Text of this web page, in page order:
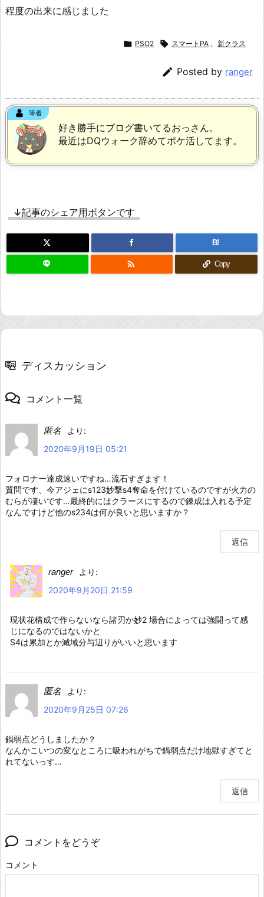
程度の出来に感じました
 PSO2  スマートPA , 新クラス
 Posted by ranger
筆者
好き勝手にブログ書いてるおっさん。
最近はDQウォーク辞めてポケ活してます。
↓記事のシェア用ボタンです
B!
 Copy
ディスカッション
コメント一覧
匿名
より:
2020年9月19日 05:21
フォロナー達成速いですね…流石すぎます！
質問です、今アジェにs123妙撃s4奪命を付けているのですが火力の
むらが凄いです…最終的にはクラースにするので錬成は入れる予定
なんですけど他のs234は何が良いと思いますか？
返信
ranger
より:
2020年9月20日 21:59
現状花構成で作らないなら諸刃か妙2 場合によっては強闘って感
じになるのではないかと
S4は累加とか滅域分与辺りがいいと思います
匿名
より:
2020年9月25日 07:26
鍋弱点どうしましたか？
なんかこいつの変なところに吸われがちで鍋弱点だけ地獄すぎてと
れてないっす…
返信
コメントをどうぞ
コメント